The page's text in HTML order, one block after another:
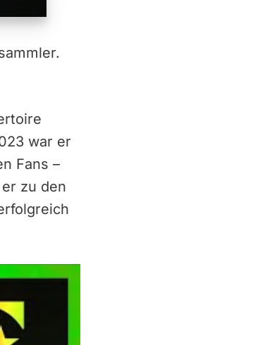
war er
Fans –
zu den